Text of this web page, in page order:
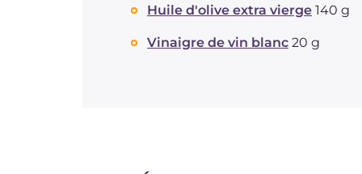
Huile d'olive extra vierge 140 g
Vinaigre de vin blanc 20 g